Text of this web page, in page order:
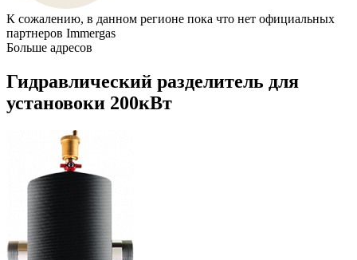
К сожалению, в данном регионе пока что нет официальных
партнеров Immergas
Больше адресов
Гидравлический разделитель для
установоки 200кВт